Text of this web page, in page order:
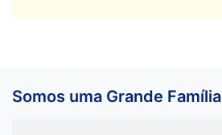
Somos uma Grande Família